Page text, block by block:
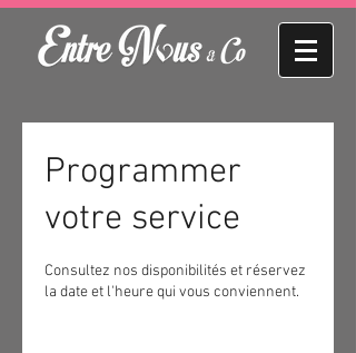
Programmer
votre service
Consultez nos disponibilités et réservez
la date et l'heure qui vous conviennent.